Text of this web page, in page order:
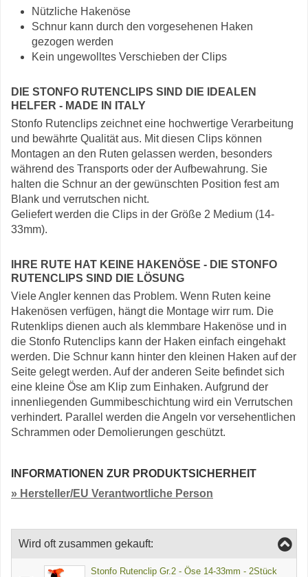
Nützliche Hakenöse
Schnur kann durch den vorgesehenen Haken
gezogen werden
Kein ungewolltes Verschieben der Clips
DIE STONFO RUTENCLIPS SIND DIE IDEALEN
HELFER - MADE IN ITALY
Stonfo Rutenclips zeichnet eine hochwertige Verarbeitung
und bewährte Qualität aus. Mit diesen Clips können
Montagen an den Ruten gelassen werden, besonders
während des Transports oder der Aufbewahrung. Sie
halten die Schnur an der gewünschten Position fest am
Blank und verrutschen nicht.
Geliefert werden die Clips in der Größe 2 Medium (14-
33mm).
IHRE RUTE HAT KEINE HAKENÖSE - DIE STONFO
RUTENCLIPS SIND DIE LÖSUNG
Viele Angler kennen das Problem. Wenn Ruten keine
Hakenösen verfügen, hängt die Montage wirr rum. Die
Rutenklips dienen auch als klemmbare Hakenöse und in
die Stonfo Rutenclips kann der Haken einfach eingehakt
werden. Die Schnur kann hinter den kleinen Haken auf der
Seite gelegt werden. Auf der anderen Seite befindet sich
eine kleine Öse am Klip zum Einhaken. Aufgrund der
innenliegenden Gummibeschichtung wird ein Verrutschen
verhindert. Parallel werden die Angeln vor versehentlichen
Schrammen oder Demolierungen geschützt.
INFORMATIONEN ZUR PRODUKTSICHERHEIT
» Hersteller/EU Verantwortliche Person
Wird oft zusammen gekauft:
Stonfo Rutenclip Gr.2 - Öse 14-33mm - 2Stück